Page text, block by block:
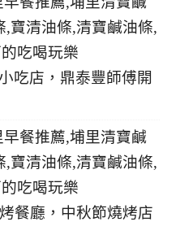
吃店，鼎泰豐師傅開
餐廳，中秋節燒烤店